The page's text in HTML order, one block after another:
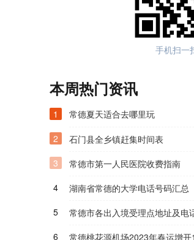
手机扫一
本周热门资讯
1
常德夏天适合去哪里玩
2
石门县全乡镇赶集时间表
3
常德市第一人民医院收费指南
4
湖南省常德的大学电话号码汇总
5
常德市各出入境受理点地址及电
6
常德桃花源机场2023年春运增